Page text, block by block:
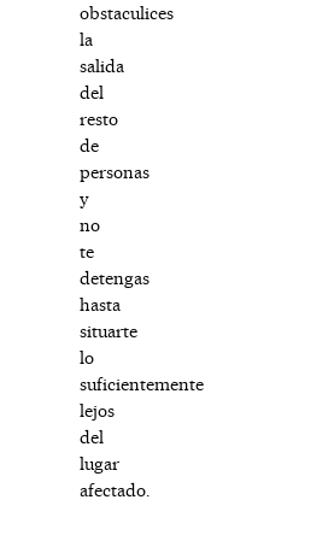
obstaculices
la
salida
del
resto
de
personas
y
no
te
detengas
hasta
situarte
lo
suficientemente
lejos
del
lugar
afectado.